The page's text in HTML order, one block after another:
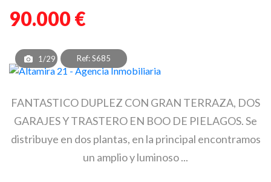
90.000 €
1/29 Ref: S685
FANTASTICO DUPLEZ CON GRAN TERRAZA, DOS
GARAJES Y TRASTERO EN BOO DE PIELAGOS. Se
distribuye en dos plantas, en la principal encontramos
un amplio y luminoso ...